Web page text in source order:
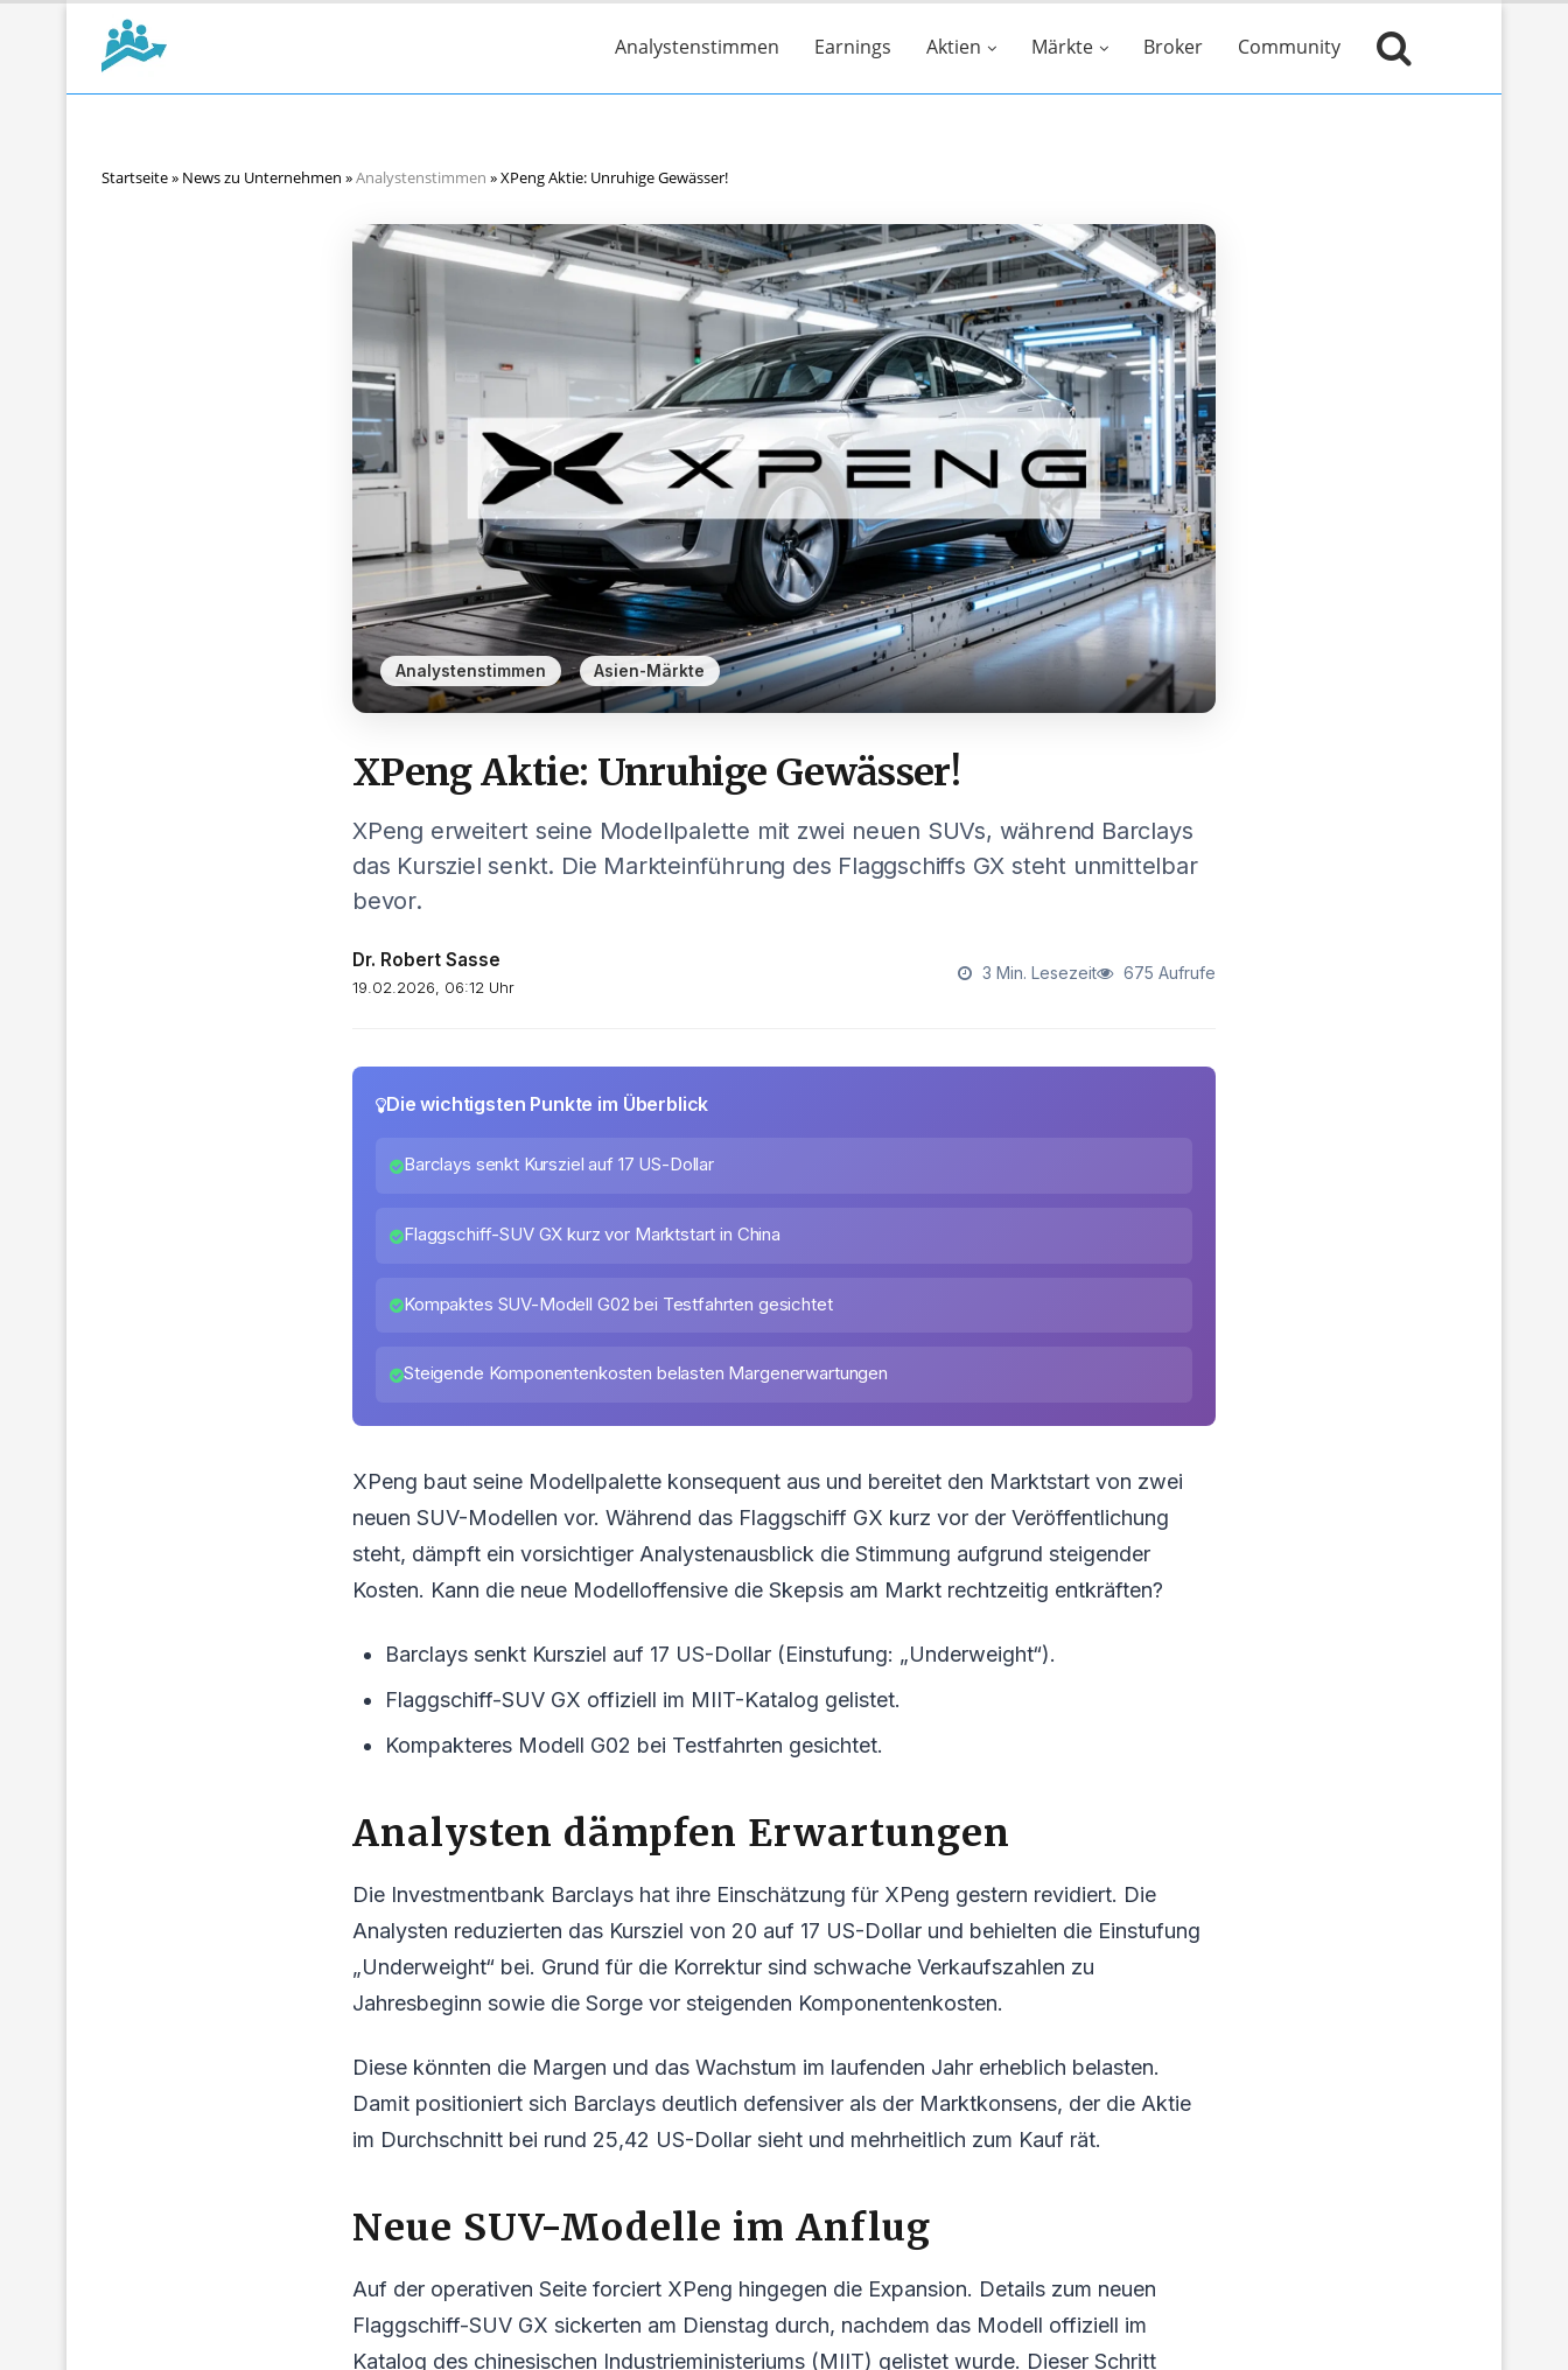
Analystenstimmen Earnings Aktien Märkte Broker Community
Startseite» News zu Unternehmen »Analystenstimmen »XPeng Aktie: Unruhige Gewässer!
Analystenstimmen , Asien-Märkte
XPeng Aktie: Unruhige Gewässer!
XPeng erweitert seine Modellpalette mit zwei neuen SUVs, während Barclays
das Kursziel senkt. Die Markteinführung des Flaggschiffs GX steht unmittelbar
bevor.
Dr. Robert Sasse
19.02.2026, 06:12 Uhr
3 Min. Lesezeit 675 Aufrufe
Die wichtigsten Punkte im Überblick
Barclays senkt Kursziel auf 17 US-Dollar
Flaggschiff-SUV GX kurz vor Marktstart in China
Kompaktes SUV-Modell G02 bei Testfahrten gesichtet
Steigende Komponentenkosten belasten Margenerwartungen
XPeng baut seine Modellpalette konsequent aus und bereitet den Marktstart von zwei
neuen SUV-Modellen vor. Während das Flaggschiff GX kurz vor der Veröffentlichung
steht, dämpft ein vorsichtiger Analystenausblick die Stimmung aufgrund steigender
Kosten. Kann die neue Modelloffensive die Skepsis am Markt rechtzeitig entkräften?
Barclays senkt Kursziel auf 17 US-Dollar (Einstufung: „Underweight“).
Flaggschiff-SUV GX offiziell im MIIT-Katalog gelistet.
Kompakteres Modell G02 bei Testfahrten gesichtet.
Analysten dämpfen Erwartungen
Die Investmentbank Barclays hat ihre Einschätzung für XPeng gestern revidiert. Die
Analysten reduzierten das Kursziel von 20 auf 17 US-Dollar und behielten die Einstufung
„Underweight“ bei. Grund für die Korrektur sind schwache Verkaufszahlen zu
Jahresbeginn sowie die Sorge vor steigenden Komponentenkosten.
Diese könnten die Margen und das Wachstum im laufenden Jahr erheblich belasten.
Damit positioniert sich Barclays deutlich defensiver als der Marktkonsens, der die Aktie
im Durchschnitt bei rund 25,42 US-Dollar sieht und mehrheitlich zum Kauf rät.
Neue SUV-Modelle im Anflug
Auf der operativen Seite forciert XPeng hingegen die Expansion. Details zum neuen
Flaggschiff-SUV GX sickerten am Dienstag durch, nachdem das Modell offiziell im
Katalog des chinesischen Industrieministeriums (MIIT) gelistet wurde. Dieser Schritt